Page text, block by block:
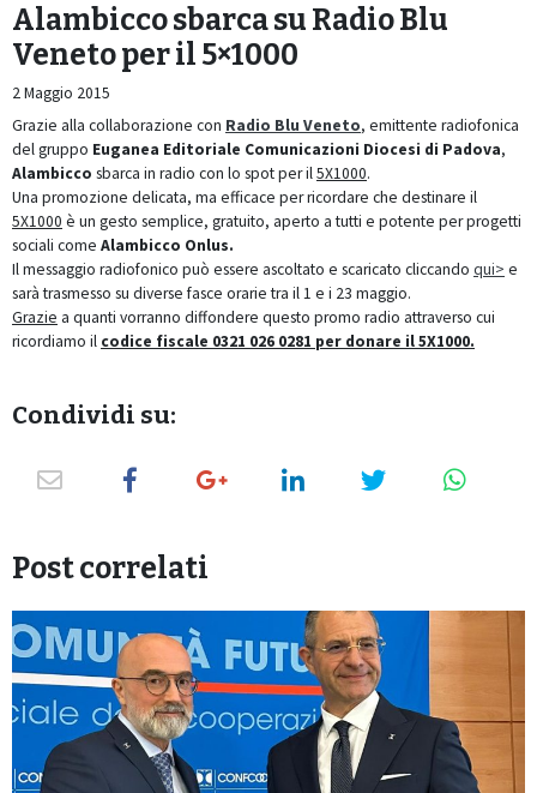
Alambicco sbarca su Radio Blu
Veneto per il 5×1000
2 Maggio 2015
Grazie alla collaborazione con Radio Blu Veneto, emittente radiofonica
del gruppo Euganea Editoriale Comunicazioni Diocesi di Padova,
Alambicco sbarca in radio con lo spot per il5X1000.
Una promozione delicata, ma efficace per ricordare che destinare il
5X1000 è un gesto semplice, gratuito, aperto a tutti e potente per progetti
sociali come Alambicco Onlus.
Il messaggio radiofonico può essere ascoltato e scaricato cliccando qui> e
sarà trasmesso su diverse fasce orarie tra il 1 e i 23 maggio.
Grazie a quanti vorranno diffondere questo promo radio attraverso cui
ricordiamo il codice fiscale 0321 026 0281 per donare il 5X1000.
Condividi su:
Post correlati